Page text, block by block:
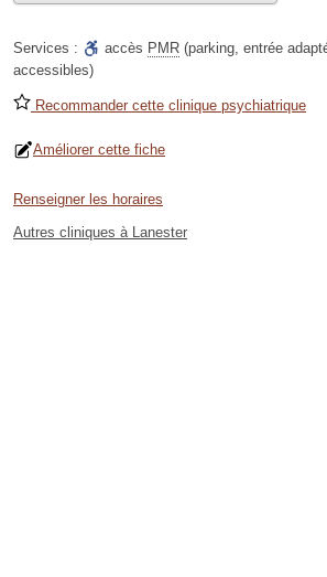
Services : accès PMR (parking, entrée
accessibles)
Recommander cette clinique psychiatrique
Améliorer cette fiche
Renseigner les horaires
Autres cliniques à Lanester